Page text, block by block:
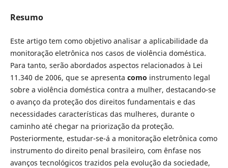
Resumo
Este artigo tem como objetivo analisar a aplicabilidade da
monitoração eletrônica nos casos de violência doméstica.
Para tanto, serão abordados aspectos relacionados à Lei
11.340 de 2006, que se apresenta como instrumento legal
sobre a violência doméstica contra a mulher, destacando-se
o avanço da proteção dos direitos fundamentais e das
necessidades características das mulheres, durante o
caminho até chegar na priorização da proteção.
Posteriormente, estudar-se-á a monitoração eletrônica como
instrumento do direito penal brasileiro, com ênfase nos
avanços tecnológicos trazidos pela evolução da sociedade,